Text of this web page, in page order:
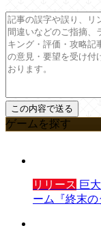
ゲームを探す
リリース 巨
ーム『終末の